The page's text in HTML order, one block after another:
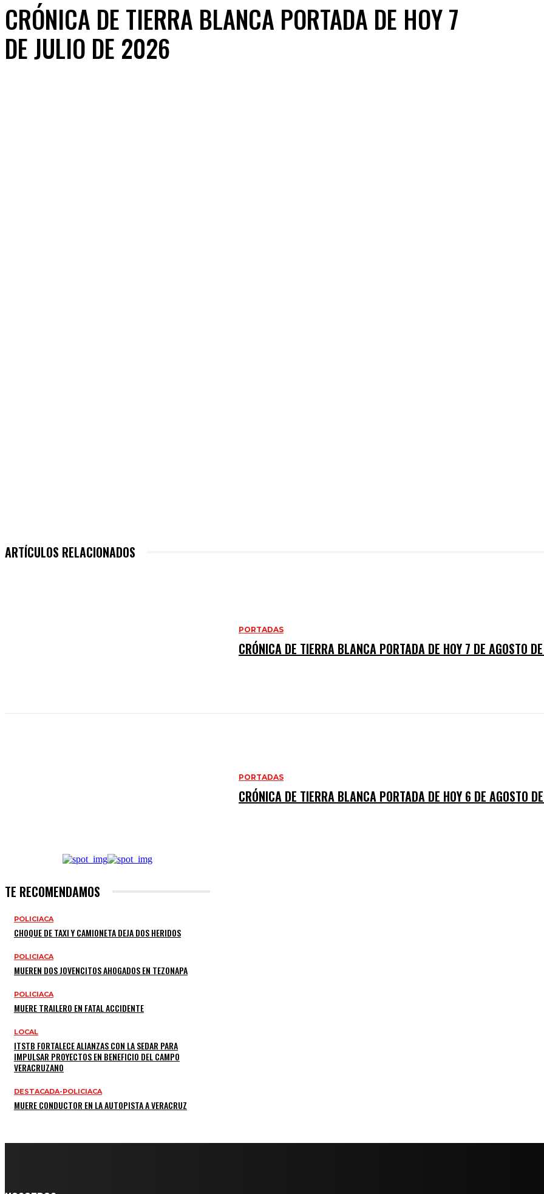
CRÓNICA DE TIERRA BLANCA PORTADA DE HOY 7
DE JULIO DE 2026
ARTÍCULOS RELACIONADOS
PORTADAS
CRÓNICA DE TIERRA BLANCA PORTADA DE HOY 7 DE AGOSTO
PORTADAS
CRÓNICA DE TIERRA BLANCA PORTADA DE HOY 6 DE AGOSTO
TE RECOMENDAMOS
POLICIACA
CHOQUE DE TAXI Y CAMIONETA DEJA DOS HERIDOS
POLICIACA
MUEREN DOS JOVENCITOS AHOGADOS EN TEZONAPA
POLICIACA
MUERE TRAILERO EN FATAL ACCIDENTE
LOCAL
ITSTB FORTALECE ALIANZAS CON LA SEDAR PARA
IMPULSAR PROYECTOS EN BENEFICIO DEL CAMPO
VERACRUZANO
DESTACADA-POLICIACA
MUERE CONDUCTOR EN LA AUTOPISTA A VERACRUZ